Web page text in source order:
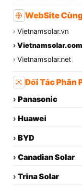
WebSite
› Vietnamsolar.vn
›
› Vietnamsolar.net
Đối Tác Phân
› Panasonic
› Huawei
› BYD
› Canadian Solar
› Trina Solar